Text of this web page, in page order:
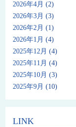
2026年4月 (2)
2026年3月 (3)
2026年2月 (1)
2026年1月 (4)
2025年12月 (4)
2025年11月 (4)
2025年10月 (3)
2025年9月 (10)
LINK